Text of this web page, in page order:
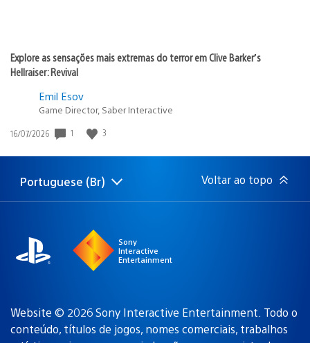
Explore as sensações mais extremas do terror em Clive Barker’s
Hellraiser: Revival
Emil Esov
Game Director, Saber Interactive
Data
publicação:
16/07/2026 1 3
Selecione
Região
Portuguese (Br) Voltar ao topo
Sony
Interactive
Entertainment
Website © 2026 Sony Interactive Entertainment. Todo o
conteúdo, títulos de jogos, nomes comerciais, trabalhos